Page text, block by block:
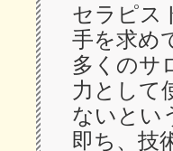
セラピス
手を求め
多くのサ
力として
ないとい
即ち、技